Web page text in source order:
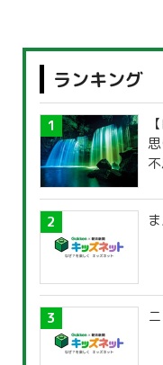
ランキング